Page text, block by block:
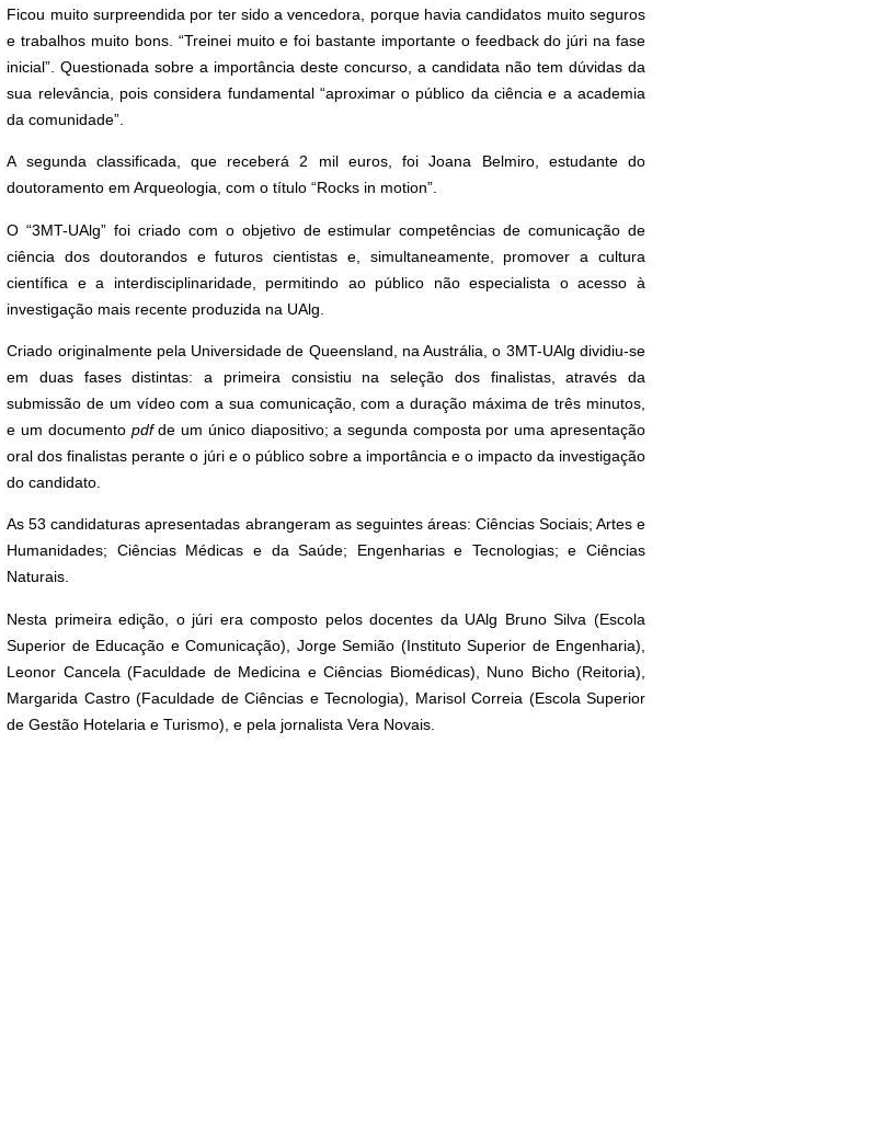
Ficou muito surpreendida por ter sido a vencedora, porque havia candidatos muito seguros
e trabalhos muito bons. “Treinei muito e foi bastante importante o feedback do júri na fase
inicial”. Questionada sobre a importância deste concurso, a candidata não tem dúvidas da
sua relevância, pois considera fundamental “aproximar o público da ciência e a academia
da comunidade”.
A segunda classificada, que receberá 2 mil euros, foi Joana Belmiro, estudante do
doutoramento em Arqueologia, com o título “Rocks in motion”.
O “3MT-UAlg” foi criado com o objetivo de estimular competências de comunicação de
ciência dos doutorandos e futuros cientistas e, simultaneamente, promover a cultura
científica e a interdisciplinaridade, permitindo ao público não especialista o acesso à
investigação mais recente produzida na UAlg.
Criado originalmente pela Universidade de Queensland, na Austrália, o 3MT-UAlg dividiu-se
em duas fases distintas: a primeira consistiu na seleção dos finalistas, através da
submissão de um vídeo com a sua comunicação, com a duração máxima de três minutos,
e um documento pdfde um único diapositivo; a segunda composta por uma apresentação
oral dos finalistas perante o júri e o público sobre a importância e o impacto da investigação
do candidato.
As 53 candidaturas apresentadas abrangeram as seguintes áreas: Ciências Sociais; Artes e
Humanidades; Ciências Médicas e da Saúde; Engenharias e Tecnologias; e Ciências
Naturais.
Nesta primeira edição, o júri era composto pelos docentes da UAlg Bruno Silva (Escola
Superior de Educação e Comunicação), Jorge Semião (Instituto Superior de Engenharia),
Leonor Cancela (Faculdade de Medicina e Ciências Biomédicas), Nuno Bicho (Reitoria),
Margarida Castro (Faculdade de Ciências e Tecnologia), Marisol Correia (Escola Superior
de Gestão Hotelaria e Turismo), e pela jornalista Vera Novais.